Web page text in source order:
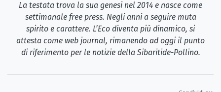
La testata trova la sua genesi nel 2014 e nasce come
settimanale free press. Negli anni a seguire muta
spirito e carattere. L’Eco diventa più dinamico, si
attesta come web journal, rimanendo ad oggi il punto
di riferimento per le notizie della Sibaritide-Pollino.